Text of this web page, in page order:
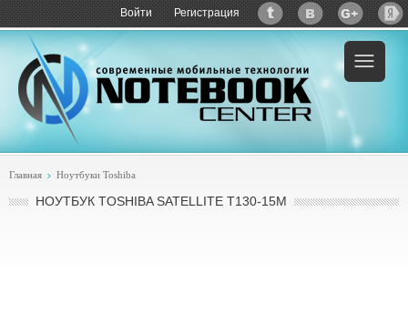
Войти Регистрация
Пример:купить Toshiba Satellite T130-15M
Главная Ноутбуки Toshiba
НОУТБУК TOSHIBA SATELLITE T130-15M